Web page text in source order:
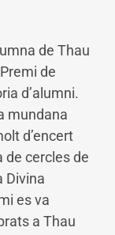
de Thau
de
d’alumni.
mundana
d’encert
de cercles de
Divina
es va
a Thau